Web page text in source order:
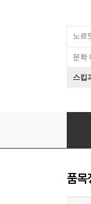
문학
스킵
24
품목